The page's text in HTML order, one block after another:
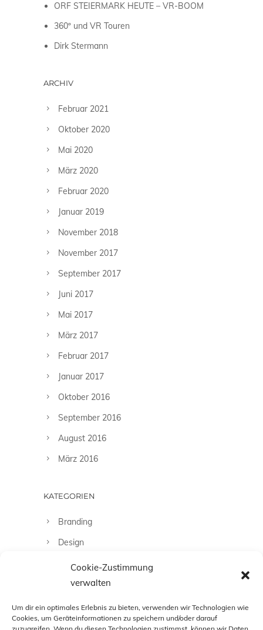
Cookie-Zustimmung
verwalten
Um dir ein optimales Erlebnis zu bieten, verwenden wir Technologien wie
Cookies, um Geräteinformationen zu speichern und/oder darauf
ORF STEIERMARK HEUTE – VR-BOOM
360º und VR Touren
Dirk Stermann
ARCHIV
Februar 2021
Oktober 2020
Mai 2020
März 2020
Februar 2020
Januar 2019
November 2018
November 2017
September 2017
Juni 2017
Mai 2017
März 2017
Februar 2017
Januar 2017
Oktober 2016
September 2016
August 2016
März 2016
KATEGORIEN
Branding
Design
Fashion
Fotografie
Uncategorized